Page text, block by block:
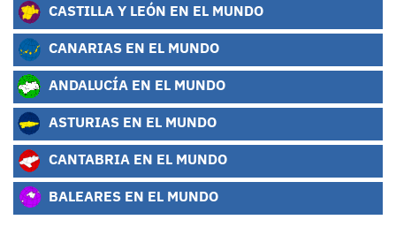
CASTILLA Y LEÓN EN EL MUNDO
CANARIAS EN EL MUNDO
ANDALUCÍA EN EL MUNDO
ASTURIAS EN EL MUNDO
CANTABRIA EN EL MUNDO
BALEARES EN EL MUNDO